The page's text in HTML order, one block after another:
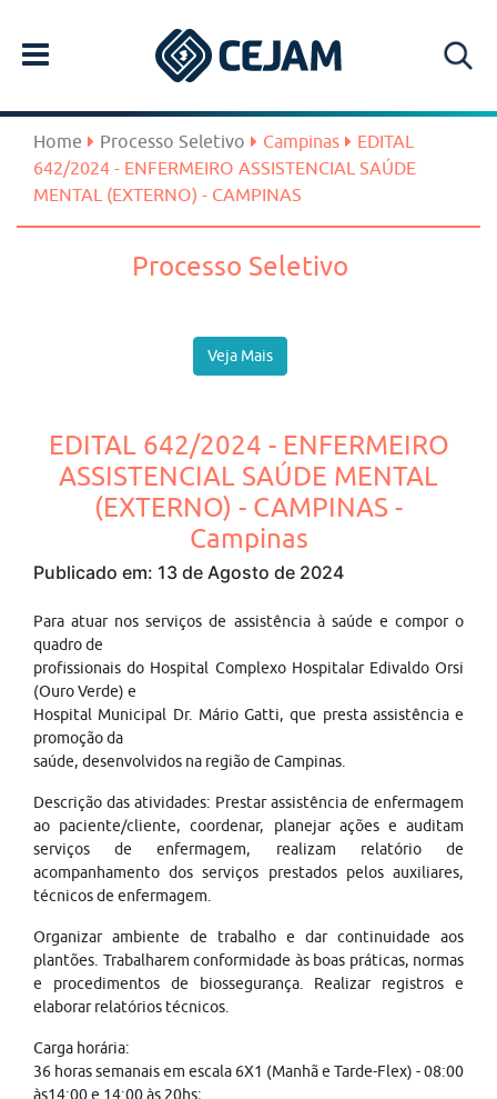
Home Processo Seletivo Campinas
EDITAL
642/2024 - ENFERMEIRO ASSISTENCIAL SAÚDE
MENTAL (EXTERNO) - CAMPINAS
Processo Seletivo
Veja Mais
EDITAL 642/2024 - ENFERMEIRO
ASSISTENCIAL SAÚDE MENTAL
(EXTERNO) - CAMPINAS -
Campinas
Publicado em: 13 de Agosto de 2024
Para atuar nos serviços de assistência à saúde e compor o
quadro de
profissionais do Hospital Complexo Hospitalar Edivaldo Orsi
(Ouro Verde) e
Hospital Municipal Dr. Mário Gatti, que presta assistência e
promoção da
saúde, desenvolvidos na região de Campinas.
Descrição das atividades: Prestar assistência de enfermagem
ao paciente/cliente, coordenar, planejar ações e auditam
serviços de enfermagem, realizam relatório de
acompanhamento dos serviços prestados pelos auxiliares,
técnicos de enfermagem.
Organizar ambiente de trabalho e dar continuidade aos
plantões. Trabalharem conformidade às boas práticas, normas
e procedimentos de biossegurança. Realizar registros e
elaborar relatórios técnicos.
Carga horária:
36 horas semanais em escala 6X1 (Manhã e Tarde-Flex) - 08:00
às14:00 e 14:00 às 20hs;